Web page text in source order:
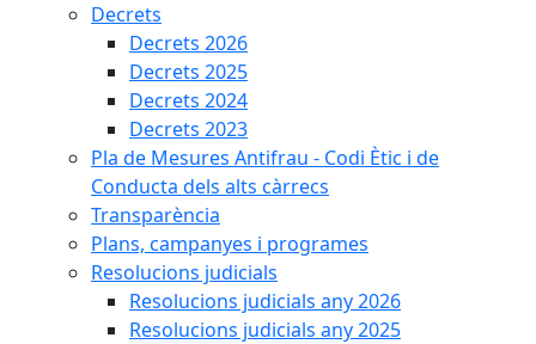
Decrets
Decrets 2026
Decrets 2025
Decrets 2024
Decrets 2023
Pla de Mesures Antifrau - Codi Ètic i de
Conducta dels alts càrrecs
Transparència
Plans, campanyes i programes
Resolucions judicials
Resolucions judicials any 2026
Resolucions judicials any 2025